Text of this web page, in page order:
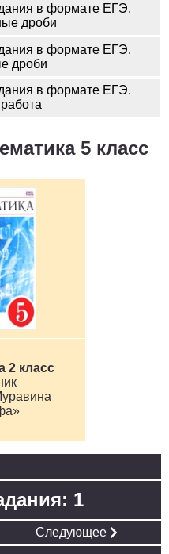
в формате ЕГЭ.
дроби
в формате ЕГЭ.
дроби
в формате ЕГЭ.
5 класс
2 класс
1
Следующее